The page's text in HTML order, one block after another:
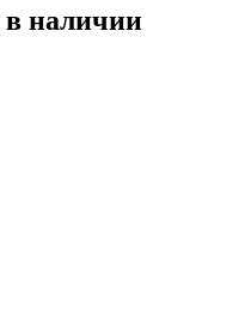
в наличии